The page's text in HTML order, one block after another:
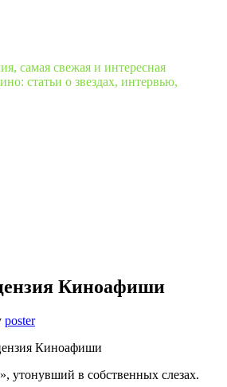
самая свежая и интересная
статьи о звездах, интервью,
Киноафиши
poster
утонувший в собственных слезах.